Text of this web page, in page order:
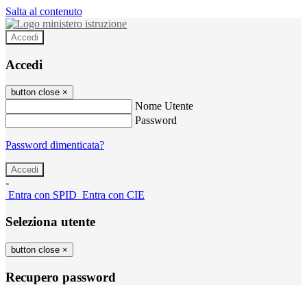
Salta al contenuto
Accedi
Accedi
button close ×
Nome Utente
Password
Password dimenticata?
-
Entra con SPID Entra con CIE
Seleziona utente
button close ×
Recupero password